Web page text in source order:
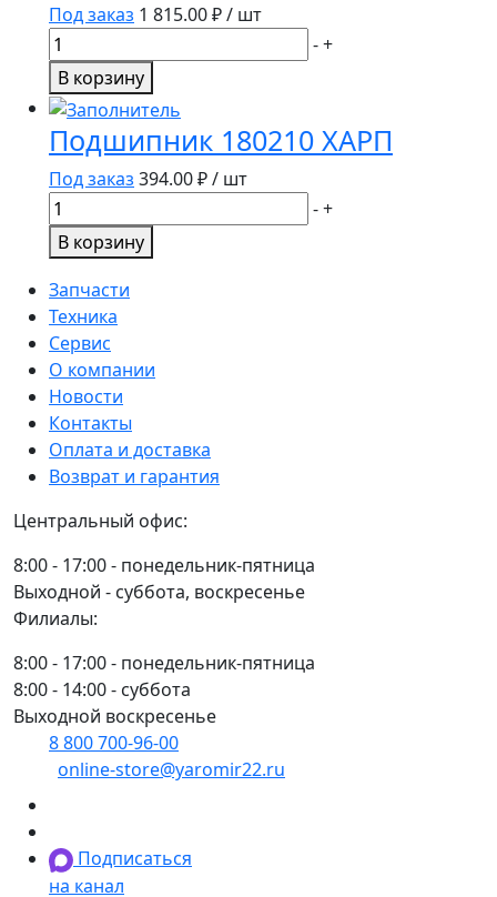
Под заказ 1 815.00₽ / шт
Количество
товара
ПОДШИПНИК
3205
-+
В корзину
Подшипник 180210 ХАРП
Под заказ 394.00₽ / шт
Количество
товара
Подшипник
180210
ХАРП
-+
В корзину
Запчасти
Техника
Сервис
О компании
Новости
Контакты
Оплата и доставка
Возврат и гарантия
Центральный офис:
8:00 - 17:00 - понедельник-пятница
Выходной - суббота, воскресенье
Филиалы:
8:00 - 17:00 - понедельник-пятница
8:00 - 14:00 - суббота
Выходной воскресенье
8 800 700-96-00
online-store@yaromir22.ru
Подписаться
на канал